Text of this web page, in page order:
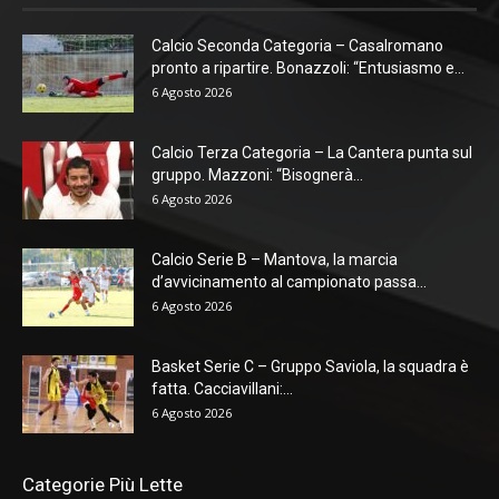
Calcio Seconda Categoria – Casalromano
pronto a ripartire. Bonazzoli: “Entusiasmo e...
6 Agosto 2026
Calcio Terza Categoria – La Cantera punta sul
gruppo. Mazzoni: “Bisognerà...
6 Agosto 2026
Calcio Serie B – Mantova, la marcia
d’avvicinamento al campionato passa...
6 Agosto 2026
Basket Serie C – Gruppo Saviola, la squadra è
fatta. Cacciavillani:...
6 Agosto 2026
Categorie Più Lette